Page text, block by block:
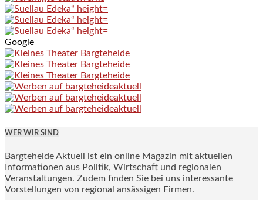
Google
WER WIR SIND
Bargteheide Aktuell ist ein online Magazin mit aktuellen
Informationen aus Politik, Wirtschaft und regionalen
Veranstaltungen. Zudem finden Sie bei uns interessante
Vorstellungen von regional ansässigen Firmen.